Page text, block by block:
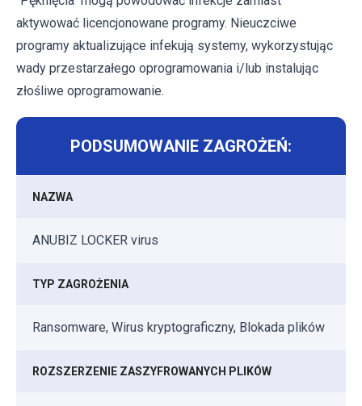
aktywować licencjonowane programy. Nieuczciwe
programy aktualizujące infekują systemy, wykorzystując
wady przestarzałego oprogramowania i/lub instalując
złośliwe oprogramowanie.
PODSUMOWANIE ZAGROŻEŃ:
NAZWA
ANUBIZ LOCKER virus
TYP ZAGROŻENIA
Ransomware, Wirus kryptograficzny, Blokada plików
ROZSZERZENIE ZASZYFROWANYCH PLIKÓW